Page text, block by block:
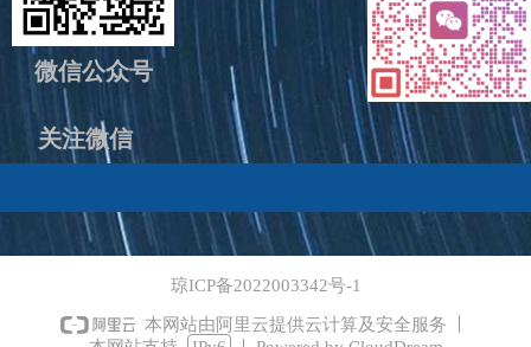
微信公众号
关注微信
琼ICP备2022003342号-1
本网站由阿里云提供云计算及安全服务